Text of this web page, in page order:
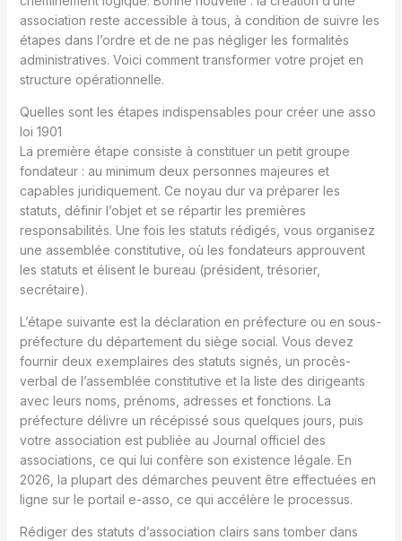
association reste accessible à tous, à condition de suivre les
étapes dans l’ordre et de ne pas négliger les formalités
administratives. Voici comment transformer votre projet en
structure opérationnelle.
Quelles sont les étapes indispensables pour créer une asso
loi 1901
La première étape consiste à constituer un petit groupe
fondateur : au minimum deux personnes majeures et
capables juridiquement. Ce noyau dur va préparer les
statuts, définir l’objet et se répartir les premières
responsabilités. Une fois les statuts rédigés, vous organisez
une assemblée constitutive, où les fondateurs approuvent
les statuts et élisent le bureau (président, trésorier,
secrétaire).
L’étape suivante est la déclaration en préfecture ou en sous-
préfecture du département du siège social. Vous devez
fournir deux exemplaires des statuts signés, un procès-
verbal de l’assemblée constitutive et la liste des dirigeants
avec leurs noms, prénoms, adresses et fonctions. La
préfecture délivre un récépissé sous quelques jours, puis
votre association est publiée au Journal officiel des
associations, ce qui lui confère son existence légale. En
2026, la plupart des démarches peuvent être effectuées en
ligne sur le portail e-asso, ce qui accélère le processus.
Rédiger des statuts d’association clairs sans tomber dans